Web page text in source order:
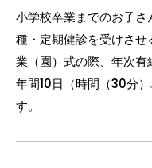
小学校卒業までのお子
種・定期健診を受けさ
業（園）式の際、年次有
年間10日（時間（30分
す。